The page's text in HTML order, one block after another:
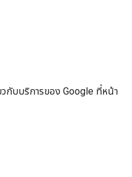
กับบริการของ Google ที่หน้า